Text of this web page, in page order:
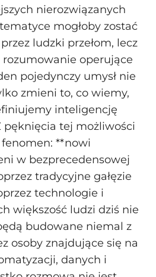
nierozwiązanych
mogłoby zostać
ludzki przełom, lecz
rozumowanie operujące
pojedynczy umysł nie
zmieni to, co wiemy,
inteligencję
pęknięcia tej możliwości
**nowi
w bezprecedensowej
tradycyjne gałęzie
technologie i
większość ludzi dziś nie
budowane niemal z
osoby znajdujące się na
danych i